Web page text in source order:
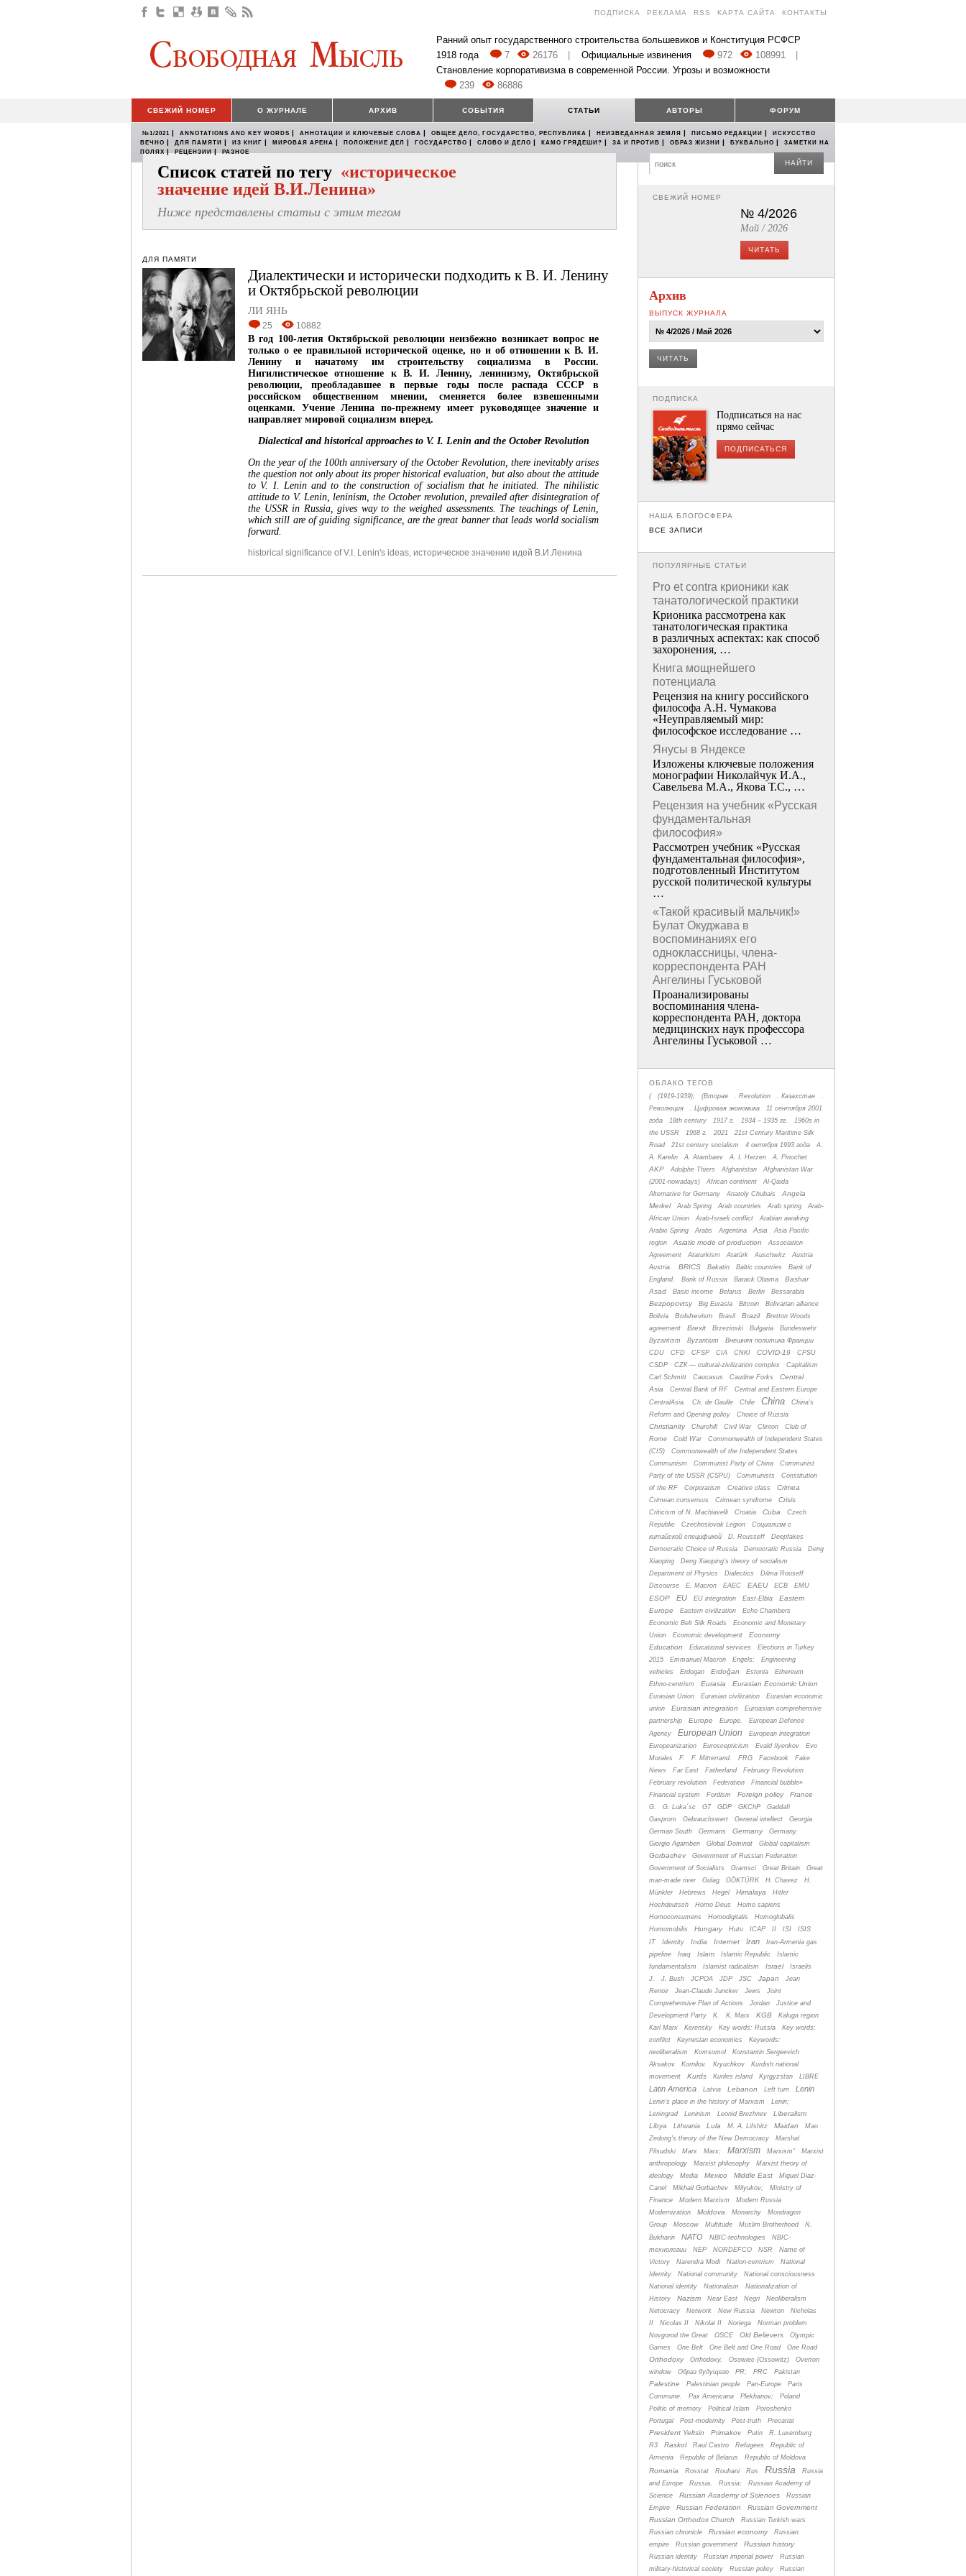
ПОДПИСКА РЕКЛАМА RSS КАРТА САЙТА КОНТАКТЫ
Ранний опыт государственного строительства большевиков и Конституция РСФСР
1918 года
7 26176 Официальные извинения 972 108991
Становление корпоративизма в современной России. Угрозы и возможности
239
86886
СВЕЖИЙ НОМЕР О ЖУРНАЛЕ АРХИВ СОБЫТИЯ СТАТЬИ АВТОРЫ ФОРУМ
№1/2021 | ANNOTATIONS AND KEY WORDS | АННОТАЦИИ И КЛЮЧЕВЫЕ СЛОВА | ОБЩЕЕ ДЕЛО, ГОСУДАРСТВО, РЕСПУБЛИКА | НЕИЗВЕДАННАЯ ЗЕМЛЯ | ПИСЬМО РЕДАКЦИИ |
ИСКУССТВО
ВЕЧНО | ДЛЯ ПАМЯТИ | ИЗ КНИГ | МИРОВАЯ АРЕНА | ПОЛОЖЕНИЕ ДЕЛ | ГОСУДАРСТВО | СЛОВО И ДЕЛО | КАМО ГРЯДЕШИ? | ЗА И ПРОТИВ | ОБРАЗ ЖИЗНИ | БУКВАЛЬНО |
ЗАМЕТКИ НА
ПОЛЯХ | РЕЦЕНЗИИ | РАЗНОЕ
Список статей по тегу «историческое
значение идей В.И.Ленина»
Ниже представлены статьи с этим тегом
ДЛЯ ПАМЯТИ
Диалектически и исторически подходить к В. И. Ленину
и Октябрьской революции
ЛИ ЯНЬ
25 10882
В год 100-летия Октябрьской революции неизбежно возникает вопрос не
только о ее правильной исторической оценке, но и об отношении к В. И.
Ленину и начатому им строительству социализма в России.
Нигилистическое отношение к В. И. Ленину, ленинизму, Октябрьской
революции, преобладавшее в первые годы после распада СССР в
российском общественном мнении, сменяется более взвешенными
оценками. Учение Ленина по-прежнему имеет руководящее значение и
направляет мировой социализм вперед.
Dialectical and historical approaches to V. I. Lenin and the October Revolution
On the year of the 100th anniversary of the October Revolution, there inevitably arises
the question not only about its proper historical evaluation, but also about the attitude
to V. I. Lenin and to the construction of socialism that he initiated. The nihilistic
attitude to V. Lenin, leninism, the October revolution, prevailed after disintegration of
the USSR in Russia, gives way to the weighed assessments. The teachings of Lenin,
which still are of guiding significance, are the great banner that leads world socialism
forward.
historical significance of V.I. Lenin's ideas, историческое значение идей В.И.Ленина
НАЙТИ
СВЕЖИЙ НОМЕР
№ 4/2026
Май / 2026
ЧИТАТЬ
Архив
ВЫПУСК ЖУРНАЛА
ЧИТАТЬ
ПОДПИСКА
Подписаться на нас
прямо сейчас
ПОДПИСАТЬСЯ
НАША БЛОГОСФЕРА
ВСЕ ЗАПИСИ
ПОПУЛЯРНЫЕ СТАТЬИ
Pro et contra крионики как
танатологической практики
Крионика рассмотрена как
танатологическая практика
в различных аспектах: как способ
захоронения, …
Книга мощнейшего
потенциала
Рецензия на книгу российского
философа А.Н. Чумакова
«Неуправляемый мир:
философское исследование …
Янусы в Яндексе
Изложены ключевые положения
монографии Николайчук И.А.,
Савельева М.А., Якова Т.С., …
Рецензия на учебник «Русская
фундаментальная
философия»
Рассмотрен учебник «Русская
фундаментальная философия»,
подготовленный Институтом
русской политической культуры
…
«Такой красивый мальчик!»
Булат Окуджава в
воспоминаниях его
одноклассницы, члена-
корреспондента РАН
Ангелины Гуськовой
Проанализированы
воспоминания члена­
корреспондента РАН, доктора
медицинских наук профессора
Ангелины Гуськовой …
ОБЛАКО ТЕГОВ
( (1919-1939); (Вторая . Revolution . Казахстан
.
Революция
. Цифровая экономика
11 сентября 2001
года
18th century 1917 г. 1934 – 1935 гг.
1960s in
the USSR
1968 г. 2021
21st Century Maritime Silk
Road
21st century socialism 4 октября 1993 года
A.
A. Karelin
A. Atambaev A. I. Herzen A. Pinochet
AKP Adolphe Thiers Afghanistan
Afghanistan War
(2001-nowadays)
African continent
Al-Qaida
Alternative for Germany
Anatoly Chubais
Angela
Merkel
Arab Spring Arab countries Arab spring
Arab-
African Union
Arab-Israeli conflict
Arabian awaking
Arabic Spring
Arabs Argentina Asia
Asia Pacific
region
Asiatic mode of production
Association
Agreement
Ataturkism Atatürk Auschwitz
Austria
Austria.
BRICS Bakatin Baltic countries
Bank of
England.
Bank of Russia Barack Obama
Bashar
Asad
Basic income Belarus Berlin Bessarabia
Bezpopovtsy Big Eurasia Bitcoin
Bolivarian alliance
Bolivia
Bolshevism Brasil Brazil
Bretton Woods
agreement
Brexit Brzezinski Bulgaria
Bundeswehr
Byzantism
Byzantium
Bнешняя политика Франции
CDU
CFD CFSP CIA CNKI COVID-19
CPSU
CSDP
CZК — cultural-zivilization complex
Capitalism
Carl Schmitt
Caucasus Caudine Forks
Central
Asia
Central Bank of RF
Central and Eastern Europe
CentralAsia.
Ch. de Gaulle Chile China
China's
Reform and Opening policy
Choice of Russia
Christianity Churchill Civil War Clinton
Club of
Rome
Cold War
Commonwealth of Independent States
(CIS)
Commonwealth of the Independent States
Communism
Communist Party of China
Communist
Party of the USSR (CSPU)
Communists
Constitution
of the RF
Corporatism Creative class Crimea
Crimean consensus Crimean syndrome Crisis
Criticism of N. Machiavelli Croatia Cuba
Czech
Republic
Czechoslovak Legion
Cоциализм с
китайской спецификой
D. Rousseff
Deepfakes
Democratic Choice of Russia
Democratic Russia
Deng
Xiaoping
Deng Xiaoping's theory of socialism
Department of Physics
Dialectics
Dilma Rouseff
Discourse
E. Macron EAEC EAEU ECB EMU
ESOP EU EU integration East-Elbia
Eastern
Europe
Eastern civilization
Echo Chambers
Economic Belt Silk Roads
Economic and Monetary
Union
Economic development
Economy
Education
Educational services
Elections in Turkey
2015
Emmanuel Macron Engels;
Engineering
vehicles
Erdogan Erdoğan Estonia
Ethereum
Ethno-centrism
Eurasia Eurasian Economic Union
Eurasian Union Eurasian civilization
Eurasian economic
union
Eurasian integration
Euroasian comprehensive
partnership
Europe Europe.
European Defence
Agency
European Union
European integration
Europeanization
Euroscepticism Evald Ilyenkov
Evo
Morales
F. F. Mitterrand. FRG Facebook
Fake
News
Far East Fatherland
February Revolution
February revolution
Federation
Financial bubble»
Financial system
Fordism Foreign policy France
G. G. Luka´sc G7 GDP GKChP
Gaddafi
Gasprom
Gebrauchswert General intellect
Georgia
German South
Germans Germany
Germany.
Giorgio Agamben
Global Dominat Global capitalism
Gorbachev
Government of Russian Federation
Government of Socialists
Gramsci Great Britain
Great
man-made river
Gulag GÖKTÜRK H. Chavez
H.
Münkler
Hebrews Hegel Himalaya
Hitler
Hochdeutsch
Homo Deus
Homo sapiens
Homoconsumens
Homodigitalis
Homoglobalis
Homomobilis
Hungary Hutu ICAP II ISI
ISIS
IT
Identity India Internet Iran
Iran-Armenia gas
pipeline
Iraq Islam Islamic Republic
Islamic
fundamentalism
Islamist radicalism Israel
Israelis
J.
J. Bush JCPOA JDP JSC Japan
Jean
Renoir
Jean-Claude Juncker Jews
Joint
Comprehensive Plan of Actions
Jordan
Justice and
Development Party
K. K. Marx KGB
Kaluga region
Karl Marx
Kerensky Key words: Russia
Key words:
conflict
Keynesian economics
Keywords:
neoliberalism
Komsomol
Konstantin Sergeevich
Aksakov
Kornilov. Kryuchkov
Kurdish national
movement
Kurds Kuriles island Kyrgyzstan LIBRE
Latin America Latvia Lebanon Left turn Lenin
Lenin's place in the history of Marxism
Lenin;
Leningrad
Leninism Leonid Brezhnev
Liberalism
Libya
Lithuania Lula M. A. Lifshitz Maidan
Mao
Zedong's theory of the New Democracy
Marshal
Pilsudski
Marx Marx; Marxism Marxism”
Marxist
anthropology
Marxist philosophy
Marxist theory of
ideology
Media Mexico Middle East
Miguel Diaz-
Canel
Mikhail Gorbachev Milyukov;
Ministry of
Finance
Modern Marxism
Modern Russia
Modernization
Moldova Monarchy
Mondragon
Group
Moscow Multitude Muslim Brotherhood
N.
Bukharin
NATO NBIC-technologies
NBIC-
технологии
NEP NORDEFCO NSR
Name of
Victory
Narendra Modi Nation-centrism
National
Identity
National community
National consciousness
National identity
Nationalism
Nationalization of
History
Nazism Near East Negri
Neoliberalism
Netocracy
Network New Russia Newton
Nicholas
II
Nicolas II Nikolai II Noriega
Norman problem
Novgorod the Great
OSCE Old Believers
Olympic
Games
One Belt One Belt and One Road One Road
Orthodoxy Orthodoxy. Osowiec (Ossowitz)
Overton
window
Oбраз будущего PR; PRC Pakistan
Palestine Palestinian people Pan-Europe
Paris
Commune.
Pax Americana Plekhanov;
Poland
Politic of memory
Political Islam
Poroshenko
Portugal
Post-modernity Post-truth Precariat
President Yeltsin Primakov Putin
R. Luxemburg
R3
Raskol Raul Castro Refugees
Republic of
Armenia
Republic of Belarus Republic of Moldova
Romania Rosstat Rouhani Rus Russia
Russia
and Europe
Russia. Russia;
Russian Academy of
Science
Russian Academy of Sciences
Russian
Empire
Russian Federation
Russian Government
Russian Orthodox Church
Russian Turkish wars
Russian chronicle
Russian economy
Russian
empire
Russian government Russian history
Russian identity Russian imperial power
Russian
military-historical society
Russian policy Russian